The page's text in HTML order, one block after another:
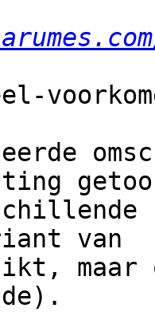
van
maar